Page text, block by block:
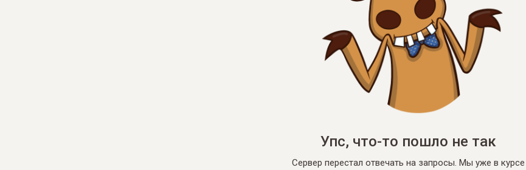
Упс, что-то пошло не так
Сервер перестал отвечать на запросы. Мы уже в курсе